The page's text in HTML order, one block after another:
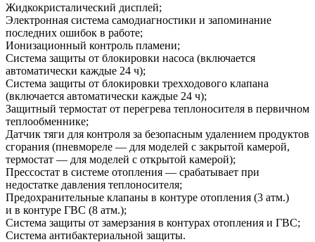
Жидкокристалический дисплей;
Электронная система самодиагностики и запоминание
последних ошибок в работе;
Ионизационный контроль пламени;
Система защиты от блокировки насоса (включается
автоматически каждые 24 ч);
Система защиты от блокировки трехходового клапана
(включается автоматически каждые 24 ч);
Защитный термостат от перегрева теплоносителя в первичном
теплообменнике;
Датчик тяги для контроля за безопасным удалением продуктов
сгорания (пневмореле — для моделей с закрытой камерой,
термостат — для моделей с открытой камерой);
Прессостат в системе отопления — срабатывает при
недостатке давления теплоносителя;
Предохранительные клапаны в контуре отопления (3 атм.)
и в контуре ГВС (8 атм.);
Система защиты от замерзания в контурах отопления и ГВС;
Система антибактериальной защиты.